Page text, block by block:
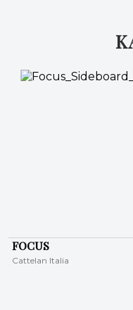
FOCUS
Cattelan Italia